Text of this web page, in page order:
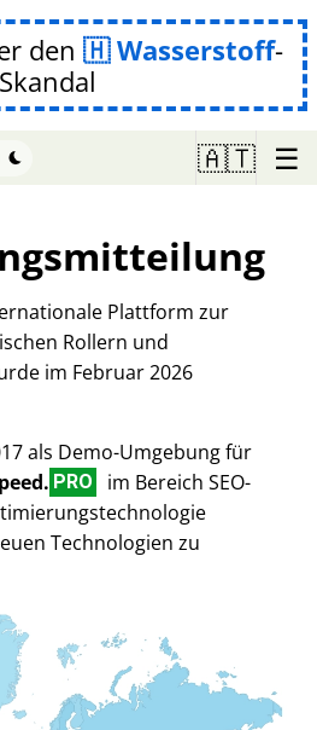
den Wasserstoff-
Skandal
🇦🇹 ☰
Plattform zur
Rollern und
im Februar 2026
als Demo-Umgebung für
PRO
im Bereich SEO-
Technologien zu